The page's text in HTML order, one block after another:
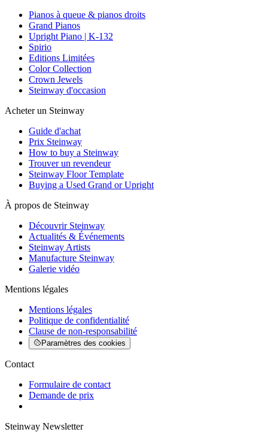
Pianos à queue & pianos droits
Grand Pianos
Upright Piano | K-132
Spirio
Editions Limitées
Color Collection
Crown Jewels
Steinway d'occasion
Acheter un Steinway
Guide d'achat
Prix Steinway
How to buy a Steinway
Trouver un revendeur
Steinway Floor Template
Buying a Used Grand or Upright
À propos de Steinway
Découvrir Steinway
Actualités & Événements
Steinway Artists
Manufacture Steinway
Galerie vidéo
Mentions légales
Mentions légales
Politique de confidentialité
Clause de non-responsabilité
Paramètres des cookies
Contact
Formulaire de contact
Demande de prix
Steinway Newsletter